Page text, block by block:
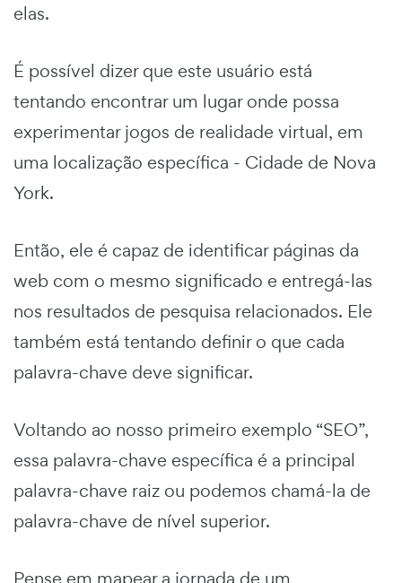
elas.
É possível dizer que este usuário está
tentando encontrar um lugar onde possa
experimentar jogos de realidade virtual, em
uma localização específica - Cidade de Nova
York.
Então, ele é capaz de identificar páginas da
web com o mesmo significado e entregá-las
nos resultados de pesquisa relacionados. Ele
também está tentando definir o que cada
palavra-chave deve significar.
Voltando ao nosso primeiro exemplo “SEO”,
essa palavra-chave específica é a principal
palavra-chave raiz ou podemos chamá-la de
palavra-chave de nível superior.
Pense em mapear a jornada de um